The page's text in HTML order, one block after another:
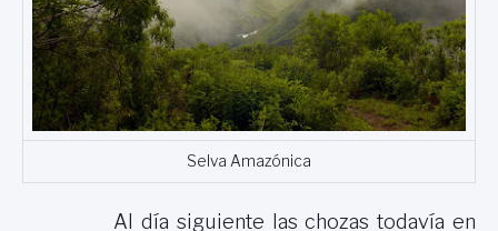
Selva Amazónica
Al día siguiente las chozas todavía en